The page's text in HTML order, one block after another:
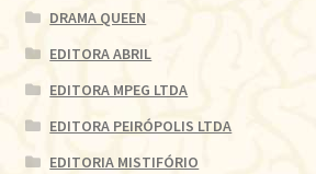
DRAMA QUEEN
EDITORA ABRIL
EDITORA MPEG LTDA
EDITORA PEIRÓPOLIS LTDA
EDITORIA MISTIFÓRIO